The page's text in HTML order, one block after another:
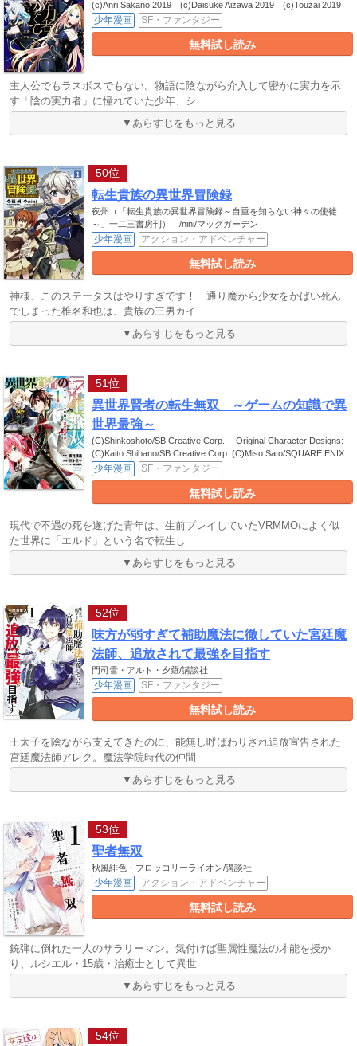
(c)Anri Sakano 2019 (c)Daisuke Aizawa 2019 (c)Touzai 2019
少年漫画 SF・ファンタジー
無料試し読み
主人公でもラスボスでもない。物語に陰ながら介入して密かに実力を示
す「陰の実力者」に憧れていた少年、シ
▼あらすじをもっと見る
50位
転生貴族の異世界冒険録
夜州（「転生貴族の異世界冒険録～自重を知らない神々の使徒
～」一二三書房刊） /nini/マッグガーデン
少年漫画 アクション・アドベンチャー
無料試し読み
神様、このステータスはやりすぎです！ 通り魔から少女をかばい死ん
でしまった椎名和也は、貴族の三男カイ
▼あらすじをもっと見る
51位
異世界賢者の転生無双 ～ゲームの知識で異
世界最強～
(C)Shinkoshoto/SB Creative Corp. Original Character Designs:
(C)Kaito Shibano/SB Creative Corp. (C)Miso Sato/SQUARE ENIX
少年漫画 SF・ファンタジー
無料試し読み
現代で不遇の死を遂げた青年は、生前プレイしていたVRMMOによく似
た世界に「エルド」という名で転生し
▼あらすじをもっと見る
52位
味方が弱すぎて補助魔法に徹していた宮廷魔
法師、追放されて最強を目指す
門司雪・アルト・夕薙/講談社
少年漫画 SF・ファンタジー
無料試し読み
王太子を陰ながら支えてきたのに、能無し呼ばわりされ追放宣告された
宮廷魔法師アレク。魔法学院時代の仲間
▼あらすじをもっと見る
53位
聖者無双
秋風緋色・ブロッコリーライオン/講談社
少年漫画 アクション・アドベンチャー
無料試し読み
銃弾に倒れた一人のサラリーマン。気付けば聖属性魔法の才能を授か
り、ルシエル・15歳・治癒士として異世
▼あらすじをもっと見る
54位